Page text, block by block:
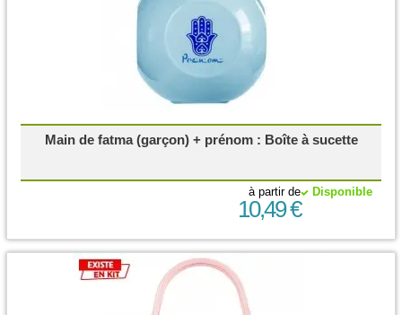
Main de fatma (garçon) + prénom : Boîte à sucette
Disponible
à partir de
10,49 €